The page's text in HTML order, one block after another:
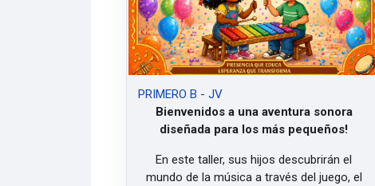
PRIMERO B - JV
Bienvenidos a una aventura sonora
diseñada para los más pequeños!
En este taller, sus hijos descubrirán el
mundo de la música a través del juego, el